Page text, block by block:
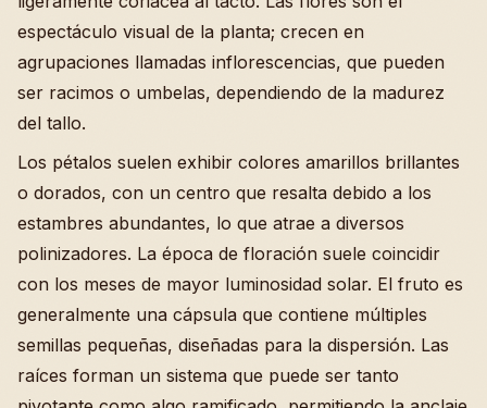
espectáculo visual de la planta; crecen en
agrupaciones llamadas inflorescencias, que pueden
ser racimos o umbelas, dependiendo de la madurez
del tallo.
Los pétalos suelen exhibir colores amarillos brillantes
o dorados, con un centro que resalta debido a los
estambres abundantes, lo que atrae a diversos
polinizadores. La época de floración suele coincidir
con los meses de mayor luminosidad solar. El fruto es
generalmente una cápsula que contiene múltiples
semillas pequeñas, diseñadas para la dispersión. Las
raíces forman un sistema que puede ser tanto